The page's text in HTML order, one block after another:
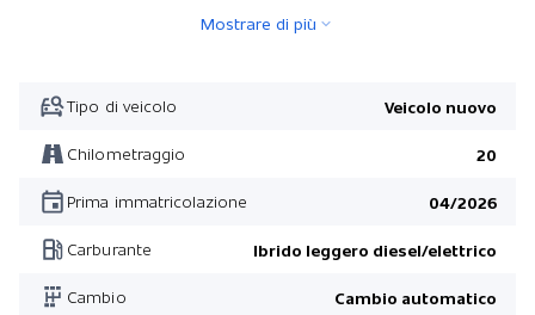
Kit Comfort
Applicazione componenti in vetro per elementi interni
M Ruote in lega leggera -raggi in V- 913/ pneumatici sport
Climatizzatore automatico 5 zone
Mostrare di più
Tipo di veicolo Veicolo nuovo
Chilometraggio 20
Prima immatricolazione 04/2026
Carburante Ibrido leggero diesel/elettrico
Cambio Cambio automatico